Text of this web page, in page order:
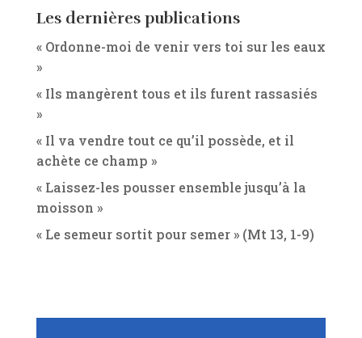
Les dernières publications
« Ordonne-moi de venir vers toi sur les eaux
»
« Ils mangèrent tous et ils furent rassasiés
»
« Il va vendre tout ce qu’il possède, et il
achète ce champ »
« Laissez-les pousser ensemble jusqu’à la
moisson »
« Le semeur sortit pour semer » (Mt 13, 1-9)